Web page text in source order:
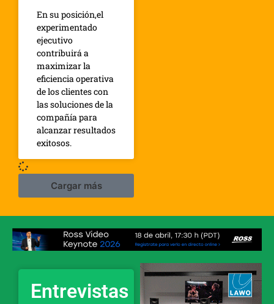
En su posición,el
experimentado
ejecutivo
contribuirá a
maximizar la
eficiencia operativa
de los clientes con
las soluciones de la
compañía para
alcanzar resultados
exitosos.
Cargar más
Entrevistas